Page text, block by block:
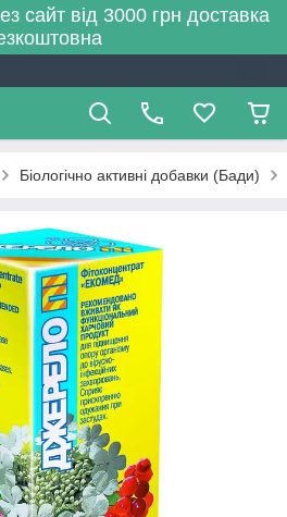
сайт від 3000 грн доставка
Біологічно активні добавки (Бади)